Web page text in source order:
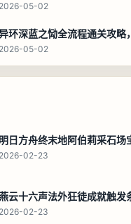
2026-05-02
环深蓝之恸全流程通关攻略
2026-05-02
2026-02-23
云十六声法外狂徒成就触发
2026-02-23